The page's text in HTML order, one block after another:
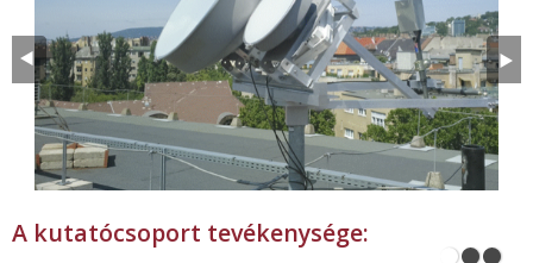
A kutatócsoport tevékenysége: